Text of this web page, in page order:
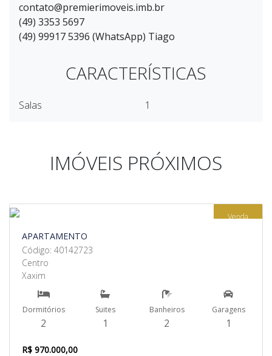
contato@premierimoveis.imb.br
(49) 3353 5697
(49) 99917 5396 (WhatsApp) Tiago
CARACTERÍSTICAS
Salas 1
IMÓVEIS PRÓXIMOS
Venda
APARTAMENTO
Código: 40142723
Centro
Xaxim
Dormitórios
2
Suites
1
Banheiros
2
Garagens
1
R$ 970.000,00